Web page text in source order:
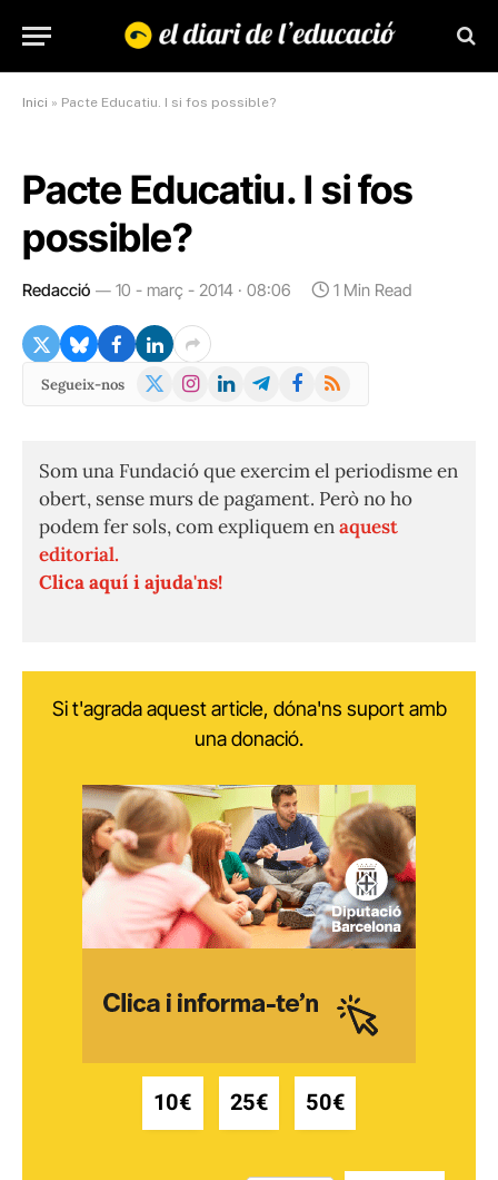
Inici » Pacte Educatiu. I si fos possible?
Pacte Educatiu. I si fos
possible?
Redacció 10 - març - 2014 · 08:06 1 Min Read
Segueix-nos
X
Instagram
LinkedInTelegramFacebook
RSS
Som una Fundació que exercim el periodisme en
obert, sense murs de pagament. Però no ho
podem fer sols, com expliquem enaquest
editorial.
Clica aquí i ajuda'ns!
Si t'agrada aquest article, dóna'ns suport amb
una donació.
10€ 25€ 50€